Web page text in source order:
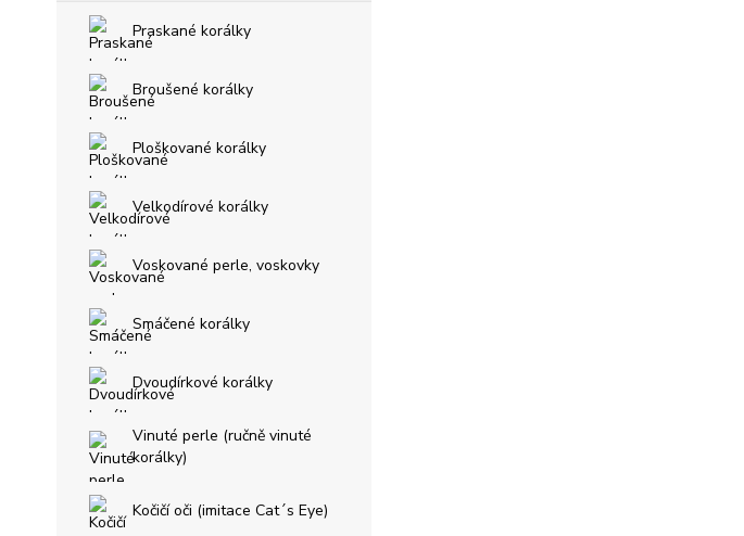
Praskané korálky
Broušené korálky
Ploškované korálky
Velkodírové korálky
Voskované perle, voskovky
Smáčené korálky
Dvoudírkové korálky
Vinuté perle (ručně vinuté
korálky)
Kočičí oči (imitace Cat´s Eye)